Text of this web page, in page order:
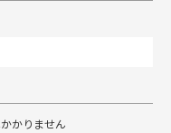
かりません